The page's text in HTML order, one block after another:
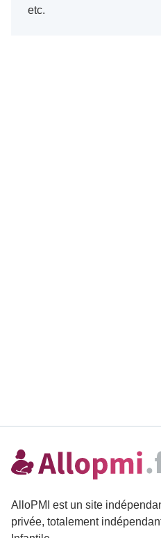
etc.
AlloPMI est un site
privée, totalement